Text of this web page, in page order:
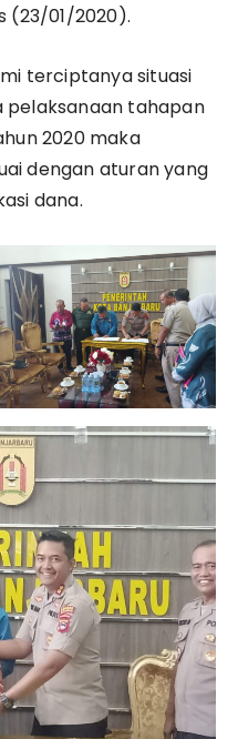
(23/01/2020).
terciptanya situasi
pelaksanaan tahapan
2020 maka
dengan aturan yang
dana.